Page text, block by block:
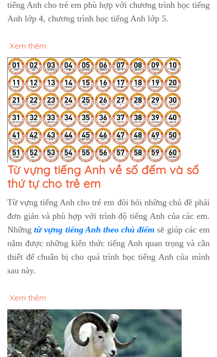
tiếng Anh cho trẻ em phù hợp với chương trình học tiếng
Anh lớp 4, chương trình học tiếng Anh lớp 5.
Xem thêm
Từ vựng tiếng Anh về số đếm và số
thứ tự cho trẻ em
Từ vựng tiếng Anh cho trẻ em đòi hỏi những chủ đề phải
đơn giản và phù hợp với trình độ tiếng Anh của các em.
Nhữngtừ vựng tiếng Anh theo chủ điểm sẽ giúp các em
nắm được những kiến thức tiếng Anh quan trọng và cần
thiết để chuẩn bị cho quá trình học tiếng Anh của mình
sau này.
Xem thêm